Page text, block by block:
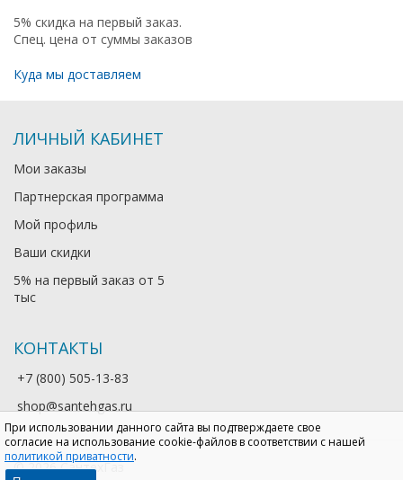
При использовании данного сайта вы подтверждаете свое
согласие на использование cookie-файлов в соответствии с нашей
политикой приватности.
5% скидка на первый заказ.
Спец. цена от суммы заказов
Куда мы доставляем
ЛИЧНЫЙ КАБИНЕТ
Мои заказы
Партнерская программа
Мой профиль
Ваши скидки
5% на первый заказ от 5
тыс
КОНТАКТЫ
+7 (800) 505-13-83
shop@santehgas.ru
© 2026 СантехГаз